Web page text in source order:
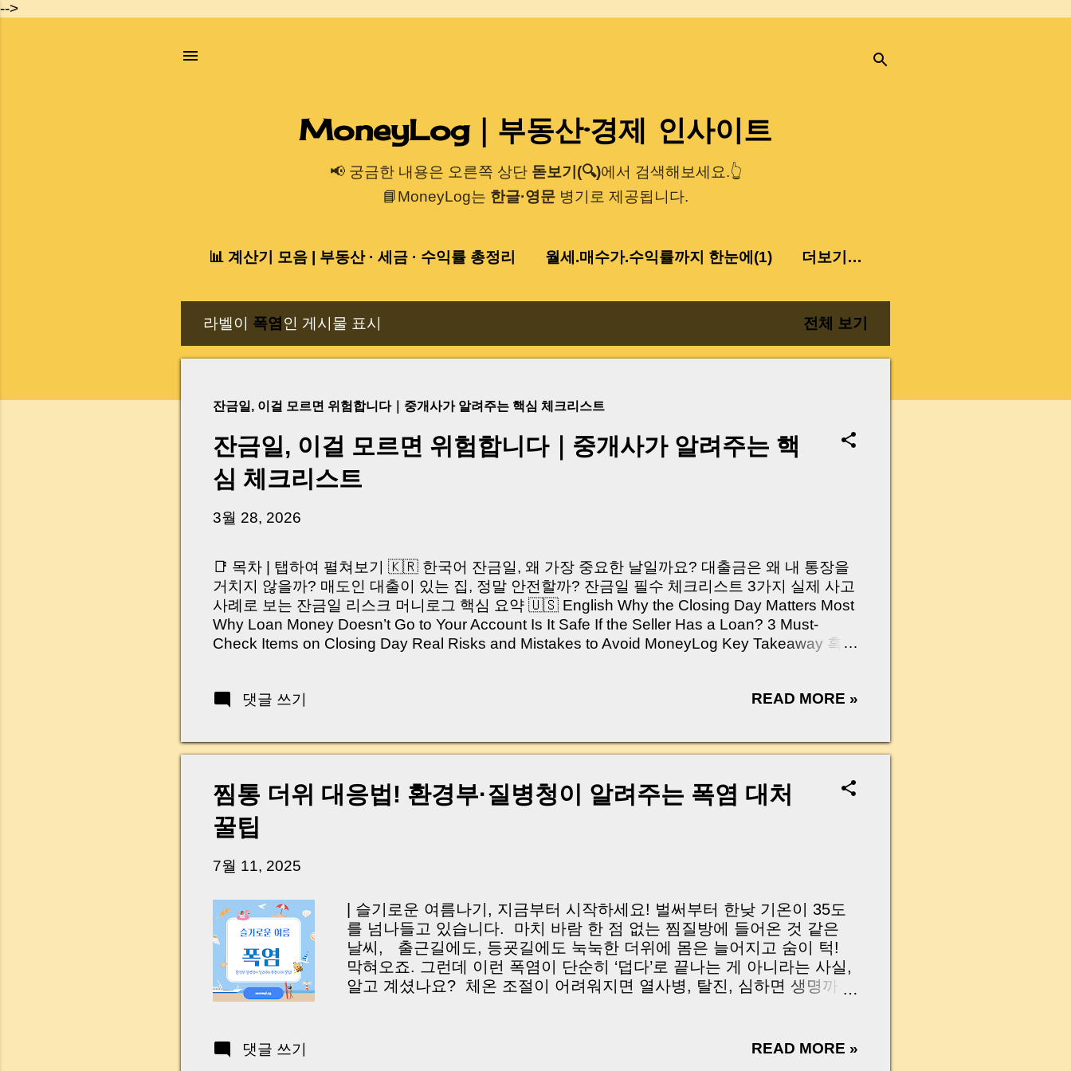
-->
기본 콘텐츠로 건너뛰기
MoneyLog｜부동산·경제 인사이트
📢 궁금한 내용은 오른쪽 상단돋보기(🔍)에서 검색해보세요.👆
📘MoneyLog는 한글·영문 병기로 제공됩니다.
📊 계산기 모음 | 부동산 · 세금 · 수익률 총정리 월세.매수가.수익률까지 한눈에(1) 더보기…
라벨이 폭염 인 게시물 표시 전체 보기
잔금일, 이걸 모르면 위험합니다｜중개사가 알려주는 핵심 체크리스트
잔금일, 이걸 모르면 위험합니다｜중개사가 알려주는 핵
심 체크리스트
3월 28, 2026
📑 목차 | 탭하여 펼쳐보기 🇰🇷 한국어 잔금일, 왜 가장 중요한 날일까요? 대출금은 왜 내 통장을
거치지 않을까? 매도인 대출이 있는 집, 정말 안전할까? 잔금일 필수 체크리스트 3가지 실제 사고
사례로 보는 잔금일 리스크 머니로그 핵심 요약 🇺🇸 English Why the Closing Day Matters Most
Why Loan Money Doesn’t Go to Your Account Is It Safe If the Seller Has a Loan? 3 Must-
Check Items on Closing Day Real Risks and Mistakes to Avoid MoneyLog Key Takeaway 혹시
억 원이 한 번에 움직이는 가장 긴장되는 순간 입니다. 실제로 제가 중개 현장에서 겪었던 일입니
황이 있었습니다. 또 어떤 분은 이렇게 말씀하십니다. “내 대출인데 왜 내 통장으로 안 들어오죠?”
“매도인이 대출 안 갚고 도망가면 어떡하죠?” 이 모든 불안, 사실은 ‘구조’를 몰라서 생기는 걱정입
꼭 준비해야 하는지 중개 실무 기준으로 아주 쉽게 풀어드리겠습니다. 이 글 하나만 제대로 이해
하시면, 잔금일이 더 이상 두려운 날이 아니라 “내 집을 완성하는 마지막 퍼즐” 이 될 수 있습니다. |
Introduction (Tap to expand) Have you ever thought like this? “Closing day…...
댓글 쓰기 READ MORE »
찜통 더위 대응법! 환경부·질병청이 알려주는 폭염 대처
꿀팁
7월 11, 2025
| 슬기로운 여름나기, 지금부터 시작하세요! 벌써부터 한낮 기온이 35도
를 넘나들고 있습니다. 마치 바람 한 점 없는 찜질방에 들어온 것 같은
날씨, 출근길에도, 등굣길에도 눅눅한 더위에 몸은 늘어지고 숨이 턱!
막혀오죠. 그런데 이런 폭염이 단순히 ‘덥다’로 끝나는 게 아니라는 사실,
알고 계셨나요? 체온 조절이 어려워지면 열사병, 탈진, 심하면 생명까지
로 폭염 경보 기준부터, 슬기로운 일상 속 실천법 까지 꼭 알아야 할 핵심
댓글 쓰기 READ MORE »